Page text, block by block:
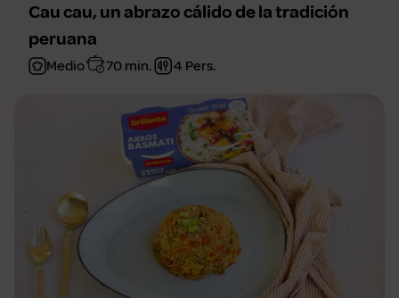
Cau cau, un abrazo cálido de la tradición
peruana
Medio 70 min. 4 Pers.